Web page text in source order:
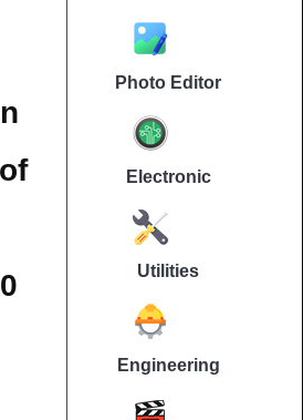
Photo Editor
Electronic
Utilities
Engineering